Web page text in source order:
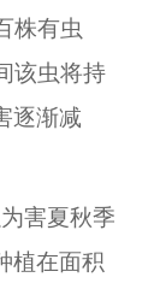
株有虫
该虫将持
逐渐减
害夏秋季
植在面积